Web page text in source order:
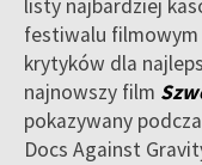
listy najbardziej
festiwalu
krytyków dla
najnowszy film
pokazywany
Docs Against